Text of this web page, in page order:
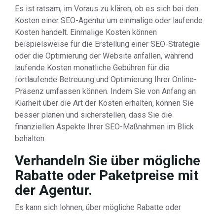
Es ist ratsam, im Voraus zu klären, ob es sich bei den
Kosten einer SEO-Agentur um einmalige oder laufende
Kosten handelt. Einmalige Kosten können
beispielsweise für die Erstellung einer SEO-Strategie
oder die Optimierung der Website anfallen, während
laufende Kosten monatliche Gebühren für die
fortlaufende Betreuung und Optimierung Ihrer Online-
Präsenz umfassen können. Indem Sie von Anfang an
Klarheit über die Art der Kosten erhalten, können Sie
besser planen und sicherstellen, dass Sie die
finanziellen Aspekte Ihrer SEO-Maßnahmen im Blick
behalten.
Verhandeln Sie über mögliche
Rabatte oder Paketpreise mit
der Agentur.
Es kann sich lohnen, über mögliche Rabatte oder